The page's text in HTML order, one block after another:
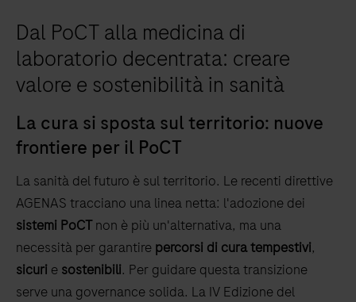
Dal PoCT alla medicina di
laboratorio decentrata: creare
valore e sostenibilità in sanità
La cura si sposta sul territorio: nuove
frontiere per il PoCT
La sanità del futuro è sul territorio. Le recenti direttive
AGENAS tracciano una linea netta: l'adozione dei
sistemi PoCTnon è più un'alternativa, ma una
necessità per garantire percorsi di cura tempestivi,
sicuri e sostenibili. Per guidare questa transizione
serve una governance solida. La IV Edizione del